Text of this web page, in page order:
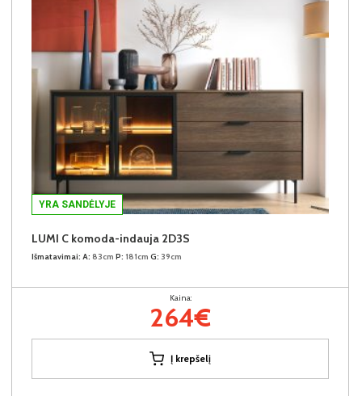
YRA SANDĖLYJE
LUMI C komoda-indauja 2D3S
Išmatavimai: A: 83cm P: 181cm G: 39cm
Kaina:
264€
Į krepšelį